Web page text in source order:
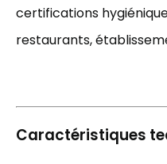
certifications
restaurants,
Caractéristiques